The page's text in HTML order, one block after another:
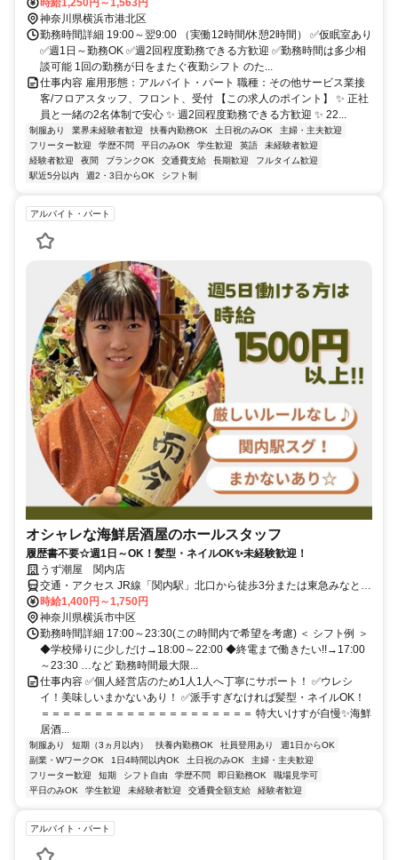
時給1,250円～1,563円
神奈川県横浜市港北区
勤務時間詳細 19:00～翌9:00 （実働12時間/休憩2時間） ✅仮眠室あり
✅週1日～勤務OK ✅週2回程度勤務できる方歓迎 ✅勤務時間は多少相
談可能 1回の勤務が日をまたぐ夜勤シフト のた...
仕事内容 雇用形態：アルバイト・パート 職種：その他サービス業接
客/フロアスタッフ、フロント、受付 【この求人のポイント】 ✨ 正社
員と一緒の2名体制で安心 ✨ 週2回程度勤務できる方歓迎 ✨ 22...
制服あり 業界未経験者歓迎 扶養内勤務OK 土日祝のみOK
主婦・主夫歓迎
フリーター歓迎
学歴不問 平日のみOK 学生歓迎 英語
未経験者歓迎
経験者歓迎
夜間 ブランクOK 交通費支給 長期歓迎
フルタイム歓迎
駅近5分以内
週2・3日からOK シフト制
アルバイト・パート
オシャレな海鮮居酒屋のホールスタッフ
履歴書不要☆週1日～OK！髪型・ネイルOK✨未経験歓迎！
うず潮屋 関内店
交通・アクセス JR線「関内駅」北口から徒歩3分または東急みなとみ
らい線「馬車道駅」より徒歩5分
時給1,400円～1,750円
神奈川県横浜市中区
勤務時間詳細 17:00～23:30(この時間内で希望を考慮) ＜ シフト例 ＞
◆学校帰りに少しだけ→18:00～22:00 ◆終電まで働きたい!!→17:00
～23:30 …など 勤務時間最大限...
仕事内容 ✅個人経営店のため1人1人へ丁寧にサポート！ ✅ウレシ
イ！美味しいまかないあり！ ✅派手すぎなければ髪型・ネイルOK！
＝＝＝＝＝＝＝＝＝＝＝＝＝＝＝＝＝＝＝＝ 特大いけすが自慢✨海鮮
居酒...
制服あり 短期（3ヵ月以内） 扶養内勤務OK 社員登用あり
週1日からOK
副業・WワークOK
1日4時間以内OK 土日祝のみOK
主婦・主夫歓迎
フリーター歓迎
短期 シフト自由 学歴不問 即日勤務OK
職場見学可
平日のみOK
学生歓迎 未経験者歓迎 交通費全額支給 経験者歓迎
アルバイト・パート